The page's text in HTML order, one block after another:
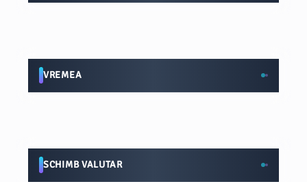
VREMEA
SCHIMB VALUTAR